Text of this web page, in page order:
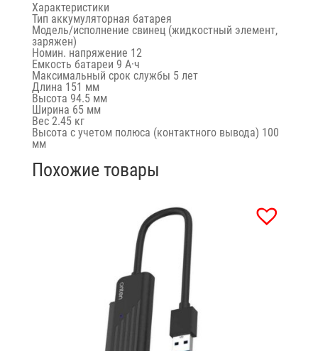
Характеристики
Тип аккумуляторная батарея
Модель/исполнение свинец (жидкостный элемент,
заряжен)
Номин. напряжение 12
Емкость батареи 9 А·ч
Максимальный срок службы 5 лет
Длина 151 мм
Высота 94.5 мм
Ширина 65 мм
Вес 2.45 кг
Высота с учетом полюса (контактного вывода) 100
мм
Похожие товары